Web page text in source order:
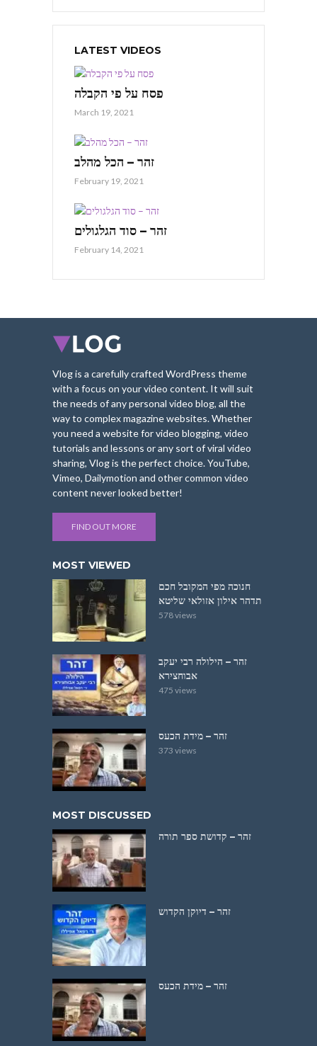
LATEST VIDEOS
פסח על פי הקבלה
March 19, 2021
זהר – הכל מהלב
February 19, 2021
זהר – סוד הגלגולים
February 14, 2021
Vlog is a carefully crafted WordPress theme
with a focus on your video content. It will suit
the needs of any personal video blog, all the
way to complex magazine websites. Whether
you need a website for video blogging, video
tutorials and lessons or any sort of viral video
sharing, Vlog is the perfect choice. YouTube,
Vimeo, Dailymotion and other common video
content never looked better!
FIND OUT MORE
MOST VIEWED
חנוכה מפי המקובל חכם
תדהר אילון אזולאי שליטא
578 views
זהר – הילולה רבי יעקב
אבוחצירא
475 views
זהר – מידת הכעס
373 views
MOST DISCUSSED
זהר – קדושת ספר תורה
זהר – דיוקן הקדוש
זהר – מידת הכעס